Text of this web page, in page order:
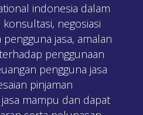
indonesia dalam
negosiasi
jasa, amalan
penggunaan
pengguna jasa
pinjaman
mampu dan dapat